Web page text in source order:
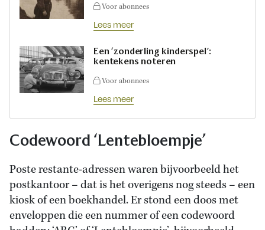
Voor abonnees
Lees meer
Een ‘zonderling kinderspel’:
kentekens noteren
Voor abonnees
Lees meer
Codewoord ‘Lentebloempje’
Poste restante-adressen waren bijvoorbeeld het
postkantoor – dat is het overigens nog steeds – een
kiosk of een boekhandel. Er stond een doos met
enveloppen die een nummer of een codewoord